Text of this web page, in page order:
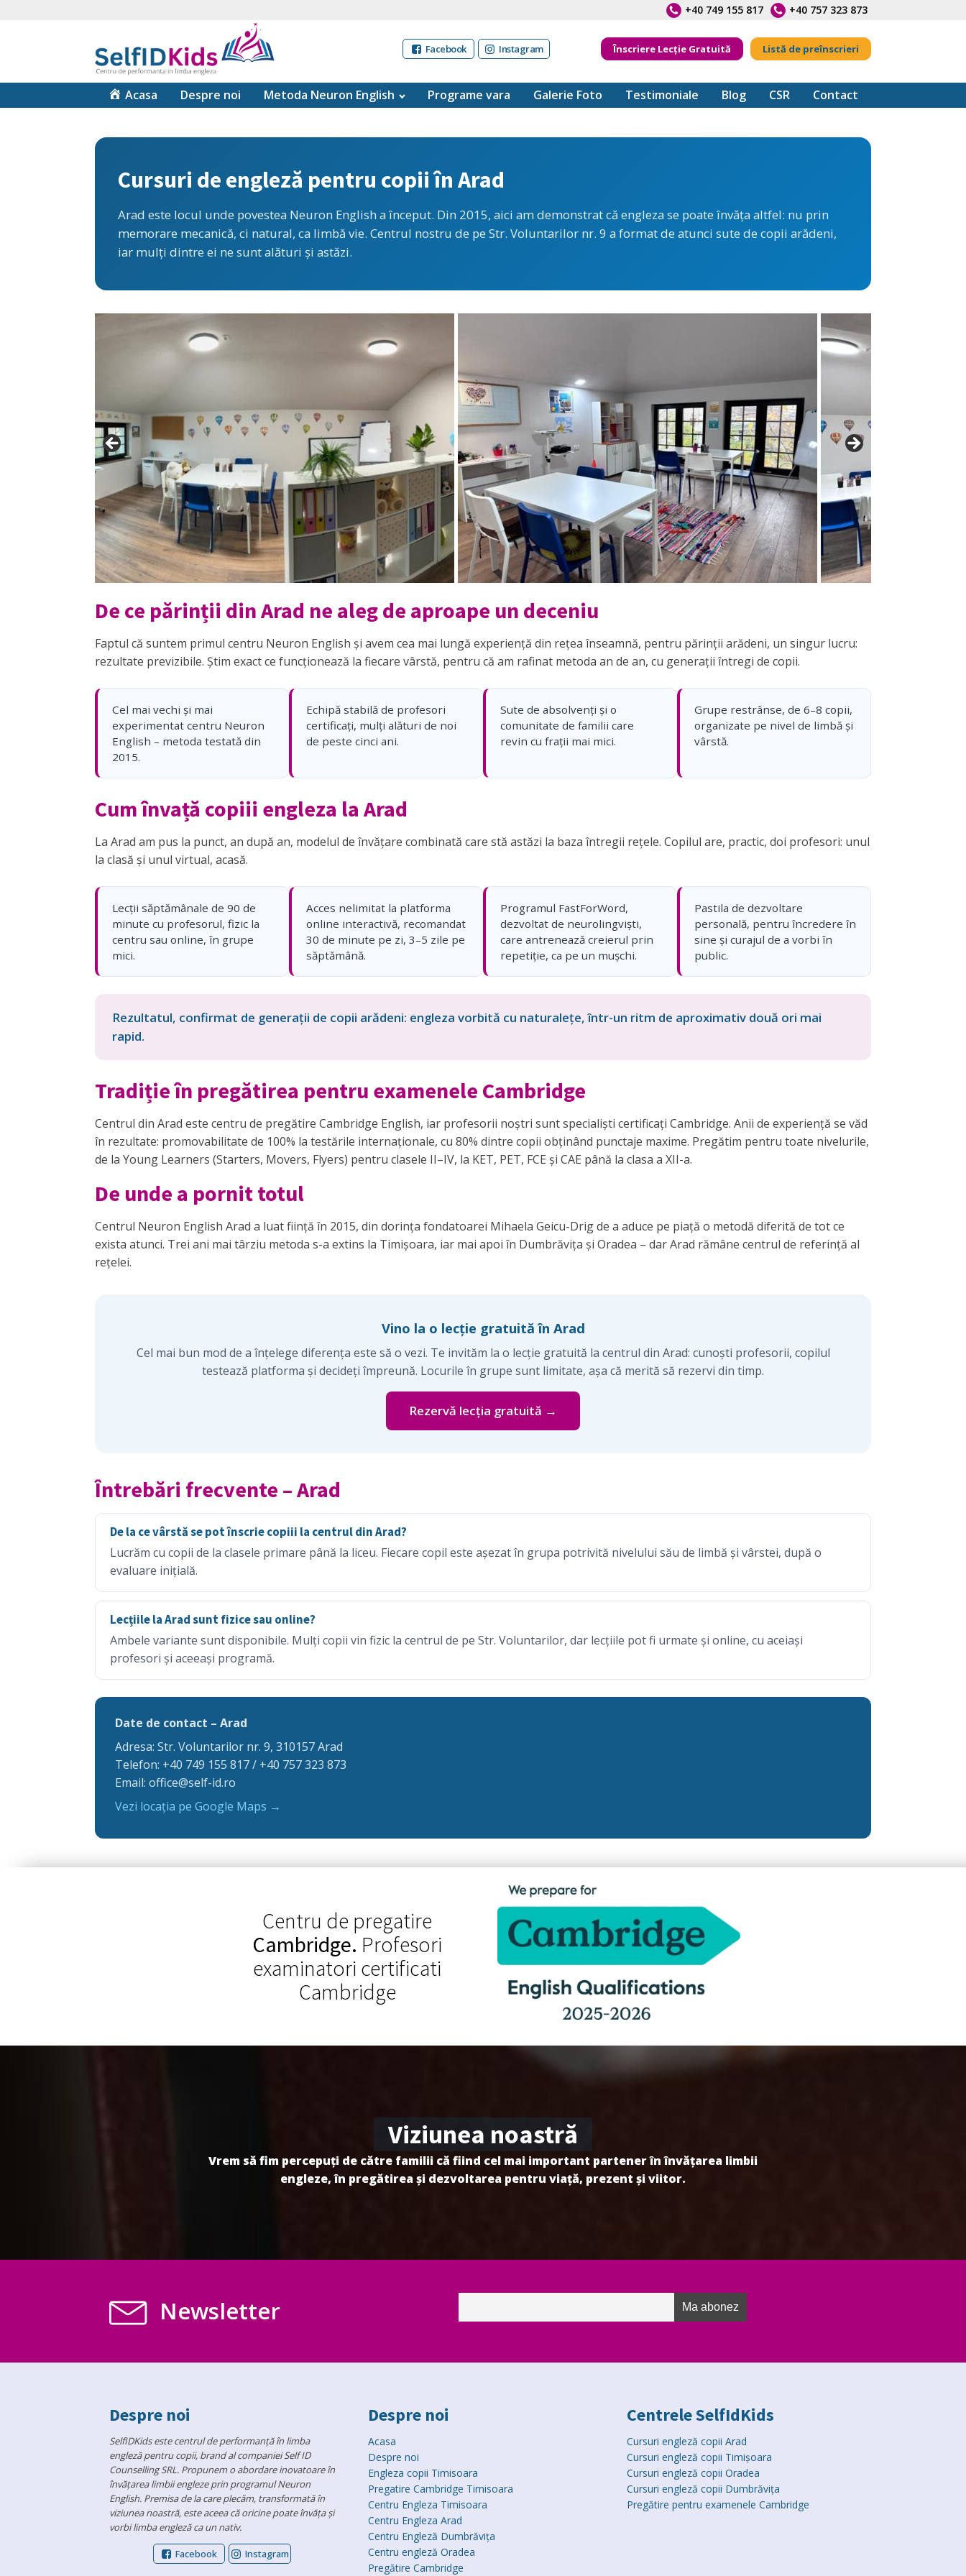
+40 749 155 817 +40 757 323 873
Facebook Instagram Înscriere Lecție Gratuită Listă de preînscrieri
Acasa Despre noi Metoda Neuron English Programe vara Galerie Foto Testimoniale Blog CSR Contact
Cursuri de engleză pentru copii în Arad
Arad este locul unde povestea Neuron English a început. Din 2015, aici am demonstrat că engleza se poate învăța altfel: nu prin
memorare mecanică, ci natural, ca limbă vie. Centrul nostru de pe Str. Voluntarilor nr. 9 a format de atunci sute de copii arădeni,
iar mulți dintre ei ne sunt alături și astăzi.
De ce părinții din Arad ne aleg de aproape un deceniu
Faptul că suntem primul centru Neuron English și avem cea mai lungă experiență din rețea înseamnă, pentru părinții arădeni, un singur lucru:
rezultate previzibile. Știm exact ce funcționează la fiecare vârstă, pentru că am rafinat metoda an de an, cu generații întregi de copii.
Cel mai vechi și mai
experimentat centru Neuron
English – metoda testată din
2015.
Echipă stabilă de profesori
certificați, mulți alături de noi
de peste cinci ani.
Sute de absolvenți și o
comunitate de familii care
revin cu frații mai mici.
Grupe restrânse, de 6–8 copii,
organizate pe nivel de limbă și
vârstă.
Cum învață copiii engleza la Arad
La Arad am pus la punct, an după an, modelul de învățare combinată care stă astăzi la baza întregii rețele. Copilul are, practic, doi profesori: unul
la clasă și unul virtual, acasă.
Lecții săptămânale de 90 de
minute cu profesorul, fizic la
centru sau online, în grupe
mici.
Acces nelimitat la platforma
online interactivă, recomandat
30 de minute pe zi, 3–5 zile pe
săptămână.
Programul FastForWord,
dezvoltat de neurolingviști,
care antrenează creierul prin
repetiție, ca pe un mușchi.
Pastila de dezvoltare
personală, pentru încredere în
sine și curajul de a vorbi în
public.
Rezultatul, confirmat de generații de copii arădeni: engleza vorbită cu naturalețe, într-un ritm de aproximativ două ori mai
rapid.
Tradiție în pregătirea pentru examenele Cambridge
Centrul din Arad este centru de pregătire Cambridge English, iar profesorii noștri sunt specialiști certificați Cambridge. Anii de experiență se văd
în rezultate: promovabilitate de 100% la testările internaționale, cu 80% dintre copii obținând punctaje maxime. Pregătim pentru toate nivelurile,
de la Young Learners (Starters, Movers, Flyers) pentru clasele II–IV, la KET, PET, FCE și CAE până la clasa a XII-a.
De unde a pornit totul
Centrul Neuron English Arad a luat ființă în 2015, din dorința fondatoarei Mihaela Geicu-Drig de a aduce pe piață o metodă diferită de tot ce
exista atunci. Trei ani mai târziu metoda s-a extins la Timișoara, iar mai apoi în Dumbrăvița și Oradea – dar Arad rămâne centrul de referință al
rețelei.
Vino la o lecție gratuită în Arad
Cel mai bun mod de a înțelege diferența este să o vezi. Te invităm la o lecție gratuită la centrul din Arad: cunoști profesorii, copilul
testează platforma și decideți împreună. Locurile în grupe sunt limitate, așa că merită să rezervi din timp.
Rezervă lecția gratuită →
Întrebări frecvente – Arad
De la ce vârstă se pot înscrie copiii la centrul din Arad?
Lucrăm cu copii de la clasele primare până la liceu. Fiecare copil este așezat în grupa potrivită nivelului său de limbă și vârstei, după o
evaluare inițială.
Lecțiile la Arad sunt fizice sau online?
Ambele variante sunt disponibile. Mulți copii vin fizic la centrul de pe Str. Voluntarilor, dar lecțiile pot fi urmate și online, cu aceiași
profesori și aceeași programă.
Date de contact – Arad
Adresa: Str. Voluntarilor nr. 9, 310157 Arad
Telefon: +40 749 155 817 / +40 757 323 873
Email: office@self-id.ro
Vezi locația pe Google Maps →
Centru de pregatire
Cambridge. Profesori
examinatori certificati
Cambridge
Viziunea noastră
Vrem să fim percepuți de către familii că fiind cel mai important partener în învățarea limbii
engleze, în pregătirea și dezvoltarea pentru viață, prezent și viitor.
Newsletter
Despre noi
SelfIDKids este centrul de performanță în limba
engleză pentru copii, brand al companiei Self ID
Counselling SRL. Propunem o abordare inovatoare în
învățarea limbii engleze prin programul Neuron
English. Premisa de la care plecăm, transformată în
viziunea noastră, este aceea că oricine poate învăța și
vorbi limba engleză ca un nativ.
Facebook Instagram
Despre noi
Acasa
Despre noi
Engleza copii Timisoara
Pregatire Cambridge Timisoara
Centru Engleza Timisoara
Centru Engleza Arad
Centru Engleză Dumbrăvița
Centru engleză Oradea
Pregătire Cambridge
Centrele SelfIdKids
Cursuri engleză copii Arad
Cursuri engleză copii Timișoara
Cursuri engleză copii Oradea
Cursuri engleză copii Dumbrăvița
Pregătire pentru examenele Cambridge